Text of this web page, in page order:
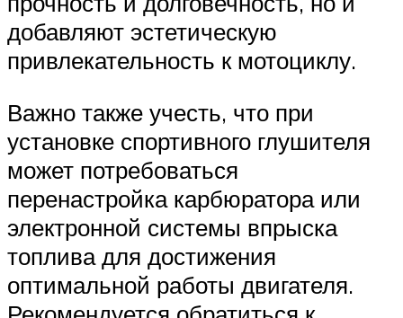
добавляют эстетическую
привлекательность к мотоциклу.
Важно также учесть, что при
установке спортивного глушителя
может потребоваться
перенастройка карбюратора или
электронной системы впрыска
топлива для достижения
оптимальной работы двигателя.